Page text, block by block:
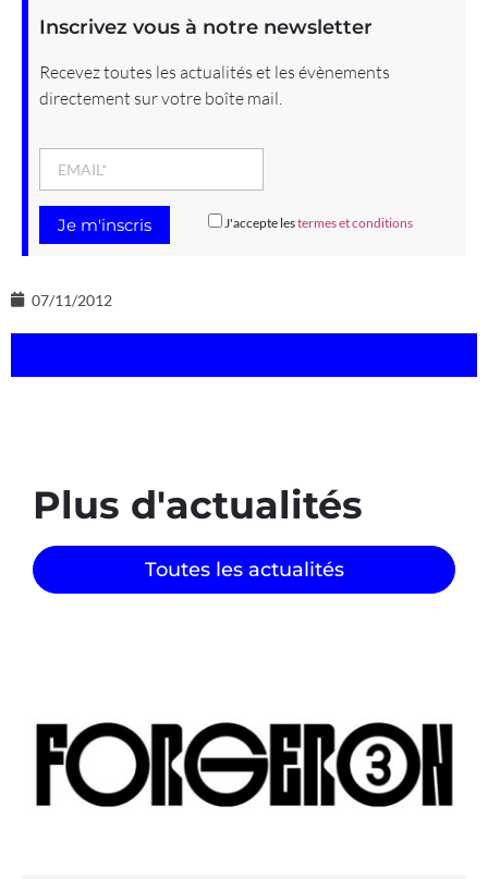
Inscrivez vous à notre newsletter
Recevez toutes les actualités et les évènements
directement sur votre boîte mail.
J'accepte lestermes et conditions
07/11/2012
Plus d'actualités
Toutes les actualités